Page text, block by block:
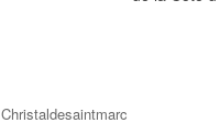
Christaldesaintmarc